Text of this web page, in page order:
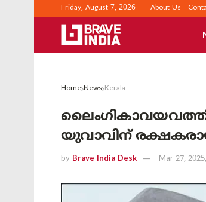
Friday, August 7, 2026 About Us
Home News Kerala
യുവാവിന്
by Brave India Desk Mar 27,